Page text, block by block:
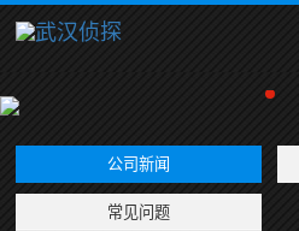
公司新闻
常见问题